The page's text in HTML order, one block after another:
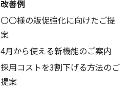
改善例
〇〇様の販促強化に向けたご提
案
4月から使える新機能のご案内
採用コストを3割下げる方法のご
提案